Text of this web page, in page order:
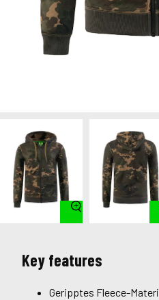
Key features
Geripptes Fleece-